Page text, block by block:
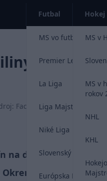
Futbal
MS vo futbale 2026
Premier League
La Liga
Liga Majstrov
Niké Liga
Slovenský futbal
Európska Liga
Hokej
MS v
MS v
rokov
NHL
KHL
sa
Facebook - Vlci Žilina,
Zdieľať:
domácom ľade
samotného